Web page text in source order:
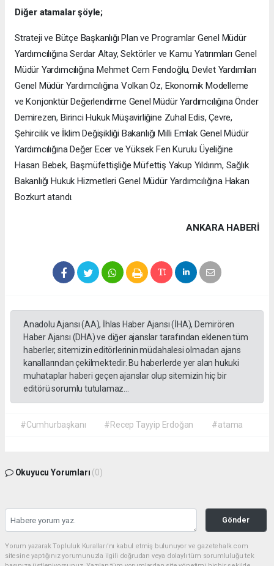
Diğer atamalar şöyle;
Strateji ve Bütçe Başkanlığı Plan ve Programlar Genel Müdür
Yardımcılığına Serdar Altay, Sektörler ve Kamu Yatırımları Genel
Müdür Yardımcılığına Mehmet Cem Fendoğlu, Devlet Yardımları
Genel Müdür Yardımcılığına Volkan Öz, Ekonomik Modelleme
ve Konjonktür Değerlendirme Genel Müdür Yardımcılığına Önder
Demirezen, Birinci Hukuk Müşavirliğine Zuhal Edis, Çevre,
Şehircilik ve İklim Değişikliği Bakanlığı Milli Emlak Genel Müdür
Yardımcılığına Değer Ecer ve Yüksek Fen Kurulu Üyeliğine
Hasan Bebek, Başmüfettişliğe Müfettiş Yakup Yıldırım, Sağlık
Bakanlığı Hukuk Hizmetleri Genel Müdür Yardımcılığına Hakan
Bozkurt atandı.
ANKARA HABERİ
Anadolu Ajansı (AA), İhlas Haber Ajansı (İHA), Demirören
Haber Ajansı (DHA) ve diğer ajanslar tarafından eklenen tüm
haberler, sitemizin editörlerinin müdahalesi olmadan ajans
kanallarından çekilmektedir. Bu haberlerde yer alan hukuki
muhataplar haberi geçen ajanslar olup sitemizin hiç bir
editörü sorumlu tutulamaz...
#Cumhurbaşkanı #Recep Tayyip Erdoğan #atama
Okuyucu Yorumları (0)
Gönder
Yorum yazarak Topluluk Kuralları’nı kabul etmiş bulunuyor ve gazetehalk.com
sitesine yaptığınız yorumunuzla ilgili doğrudan veya dolaylı tüm sorumluluğu tek